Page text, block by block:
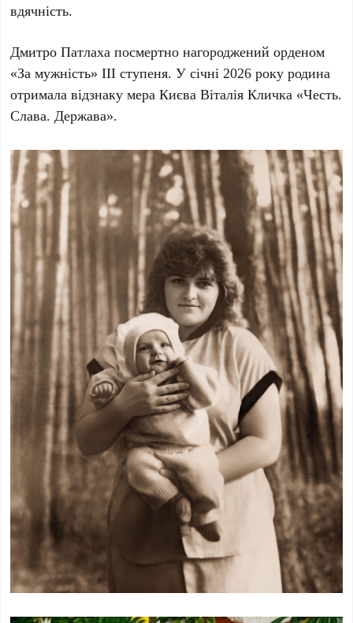
вдячність.
Дмитро Патлаха посмертно нагороджений орденом
«За мужність» III ступеня. У січні 2026 року родина
отримала відзнаку мера Києва Віталія Кличка «Честь.
Слава. Держава».